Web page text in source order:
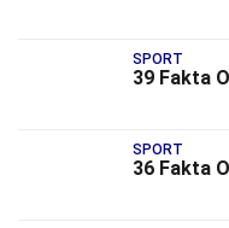
SPORT
39 Fakta
SPORT
36 Fakta